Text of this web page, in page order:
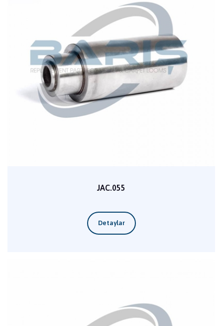
JAC.055